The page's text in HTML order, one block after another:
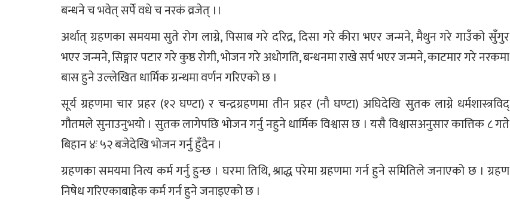
बन्धने च भवेत् सर्पे वधे च नरकं व्रजेत् ।।
अर्थात् ग्रहणका समयमा सुते रोग लाग्ने, पिसाब गरे दरिद्र, दिसा गरे कीरा भएर जन्मने, मैथुन गरे गाउँको सुँगुर
भएर जन्मने, सिङ्गार पटार गरे कुष्ठ रोगी, भोजन गरे अधोगति, बन्धनमा राखे सर्प भएर जन्मने, काटमार गरे नरकमा
बास हुने उल्लेखित धार्मिक ग्रन्थमा वर्णन गरिएको छ ।
सूर्य ग्रहणमा चार प्रहर (१२ घण्टा) र चन्द्रग्रहणमा तीन प्रहर (नौ घण्टा) अघिदेखि सुतक लाग्ने धर्मशास्त्रविद्
गौतमले सुनाउनुभयो । सुतक लागेपछि भोजन गर्नु नहुने धार्मिक विश्वास छ । यसै विश्वासअनुसार कात्तिक ८ गते
बिहान ४ः ५२ बजेदेखि भोजन गर्नु हुँदैन ।
ग्रहणका समयमा नित्य कर्म गर्नु हुन्छ । घरमा तिथि, श्राद्ध परेमा ग्रहणमा गर्न हुने समितिले जनाएको छ । ग्रहण
निषेध गरिएकाबाहेक कर्म गर्न हुने जनाइएको छ ।